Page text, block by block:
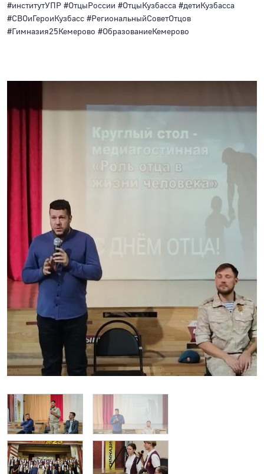
#институтУПР #ОтцыРоссии #ОтцыКузбасса #детиКузбасса
#СВОиГероиКузбасс #РегиональныйСоветОтцов
#Гимназия25Кемерово #ОбразованиеКемерово